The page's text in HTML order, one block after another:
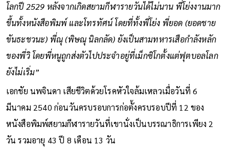
โลกปี 2529 หลังจากเกิดสยามกีฬารายวันได้ไม่นาน พี่โย่งงานมาก
ขึ้นทั้งหนังสือพิมพ์ และโทรทัศน์ โดยที่ทั้งพี่โย่ง พี่ยอด (ยอดชาย
ขันธะชวนะ) พี่ณุ (พิษณุ นิลกลัด) ยังเป็นสามทหารเสือกำลังหลัก
ของพี่วิ โดยพี่หนูถูกส่งตัวไปประจำอยู่ที่เม็กซิโกตั้งแต่ฟุตบอลโลก
ยังไม่เริ่ม”
เอกชัย นพจินดา เสียชีวิตด้วยโรคหัวใจล้มเหลวเมื่อวันที่ 6
มีนาคม 2540 ก่อนวันครบรอบการก่อตั้งครบรอบปีที่ 12 ของ
หนังสือพิมพ์สยามกีฬารายวันที่เขานั่งเป็นบรรณาธิการเพียง 2
วัน รวมอายุ 43 ปี 8 เดือน 13 วัน